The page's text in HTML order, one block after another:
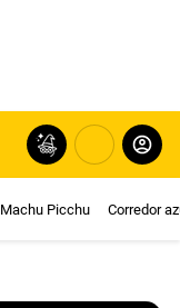
Machu Picchu Corredor